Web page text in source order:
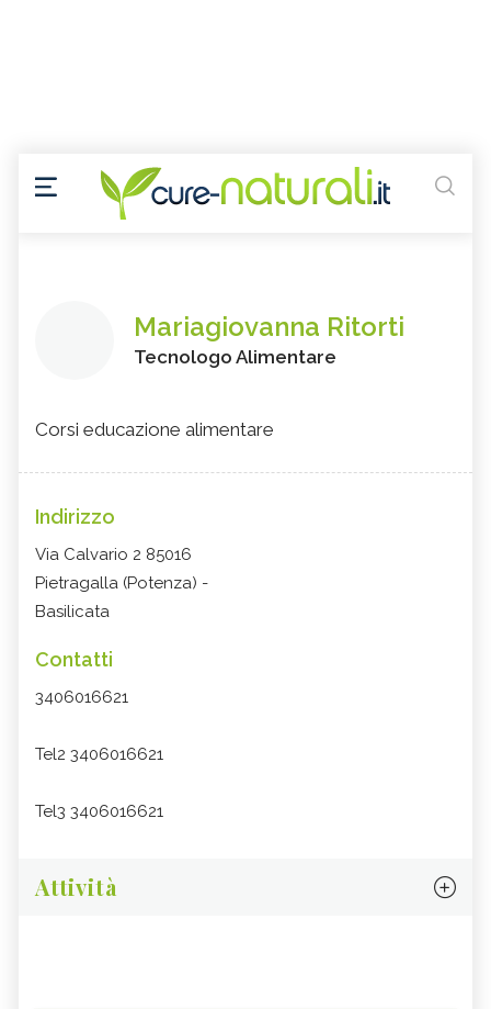
Mariagiovanna Ritorti
Tecnologo Alimentare
Corsi educazione alimentare
Indirizzo
Via Calvario 2 85016
Pietragalla (Potenza) -
Basilicata
Contatti
3406016621
Tel2 3406016621
Tel3 3406016621
Attività